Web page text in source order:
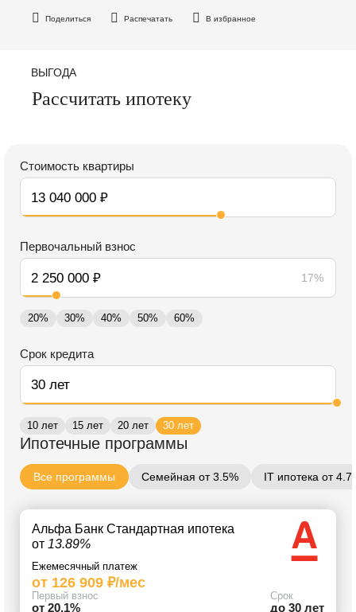
Поделиться Распечатать В избранное
ВЫГОДА
Рассчитать ипотеку
Стоимость квартиры
Первочальный взнос
17%
20% 30% 40% 50% 60%
Срок кредита
10 лет 15 лет 20 лет 30 лет
Ипотечные программы
Все программы Семейная от 3.5% IT ипотека от
Альфа Банк Стандартная ипотека
от 13.89%
Ежемесячный платеж
от 126 909 ₽/мес
Первый взнос
от 20.1%
Срок
до 30 лет